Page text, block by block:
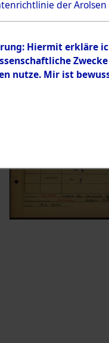
0006
der Arolsen
Hiermit erkläre
nutze. Mir ist